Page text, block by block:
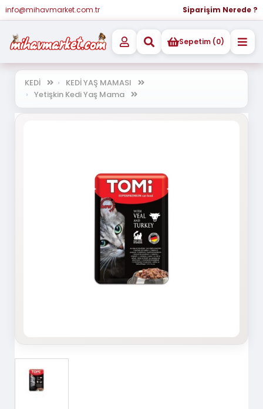
info@mihavmarket.com.tr Siparişim Nerede ?
Sepetim (0)
KEDİ
KEDİ YAŞ MAMASI
Yetişkin Kedi Yaş Mama